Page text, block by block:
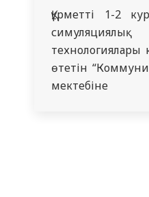
Құрметті 1-2
өтетін